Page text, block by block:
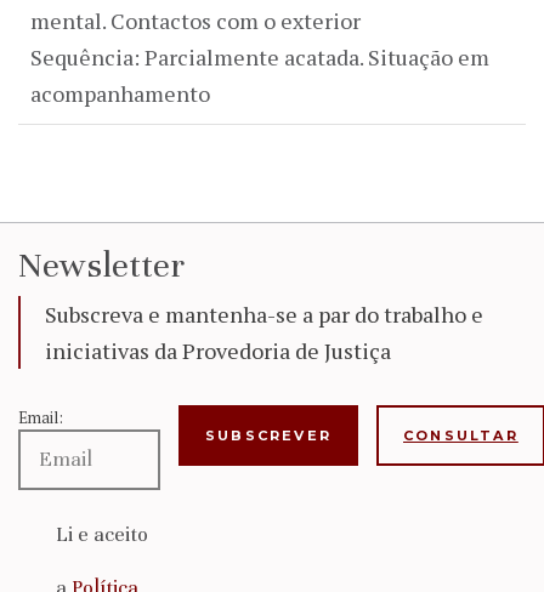
mental. Contactos com o exterior
Sequência: Parcialmente acatada. Situação em
acompanhamento
Newsletter
Subscreva e mantenha-se a par do trabalho e
iniciativas da Provedoria de Justiça
Email:
Li e aceito
CONSULTAR